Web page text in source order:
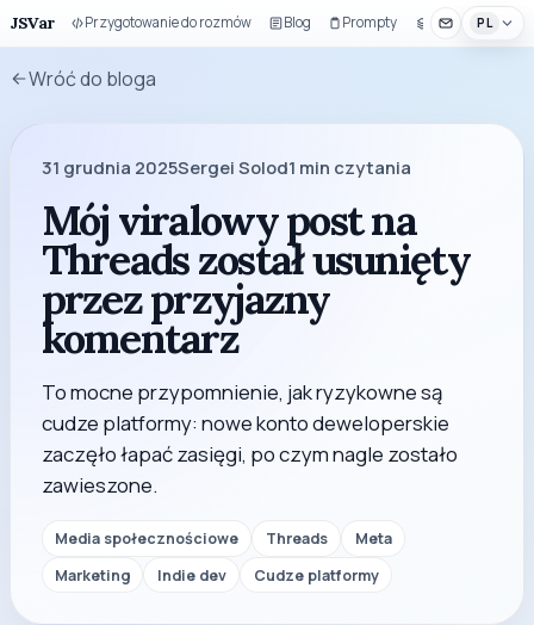
JSVar Przygotowanie do rozmów Blog Prompty Zestaw UI
PL
Wróć do bloga
31 grudnia 2025Sergei Solod1 min czytania
Mój viralowy post na
Threads został usunięty
przez przyjazny
komentarz
To mocne przypomnienie, jak ryzykowne są
cudze platformy: nowe konto deweloperskie
zaczęło łapać zasięgi, po czym nagle zostało
zawieszone.
Media społecznościowe Threads
Meta
Marketing
Indie dev Cudze platformy